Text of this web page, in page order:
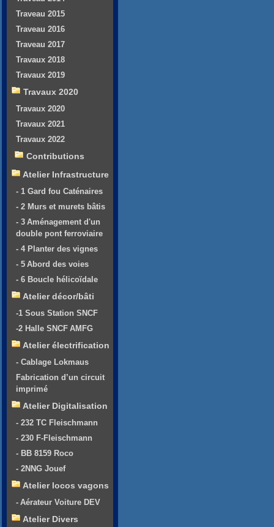
Traveau 2015
Traveau 2016
Traveau 2017
Travaux 2018
Travaux 2019
Travaux 2020
Travaux 2020
Travaux 2021
Travaux 2022
Contributions
Atelier Infrastructure
- 1 Gard fou Caténaires
- 2 Murs et murets bâtis
- 3 Aménagement d'un
double pont ferroviaire
- 4 Planter des vignes
- 5 Abord des voies
- 6 Boucle hélicoïdale
Atelier décor/bâti
-1 Sous Station SNCF
-2 Halle SNCF AMFG
Atelier électrification
- Cablage Lokmaus
Fabrication d’un circuit
imprimé
Atelier Digitalisation
- 232 TC Fleischmann
- 230 F-Fleischmann
- BB 8159 Roco
- 2NNG Jouef
Atelier locos vagons
- Aérateur Voiture DEV
Atelier Divers